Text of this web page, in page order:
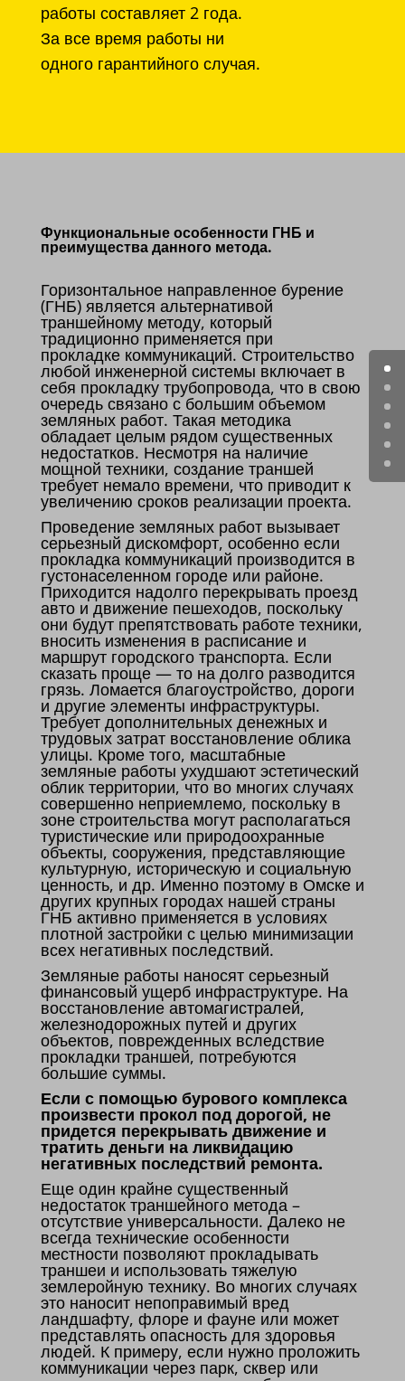
работы составляет 2 года.
За все время работы ни
одного гарантийного случая.
Функциональные особенности ГНБ и
преимущества данного метода.
Горизонтальное направленное бурение
(ГНБ) является альтернативой
траншейному методу, который
традиционно применяется при
прокладке коммуникаций. Строительство
любой инженерной системы включает в
себя прокладку трубопровода, что в свою
очередь связано с большим объемом
земляных работ. Такая методика
обладает целым рядом существенных
недостатков. Несмотря на наличие
мощной техники, создание траншей
требует немало времени, что приводит к
увеличению сроков реализации проекта.
Проведение земляных работ вызывает
серьезный дискомфорт, особенно если
прокладка коммуникаций производится в
густонаселенном городе или районе.
Приходится надолго перекрывать проезд
авто и движение пешеходов, поскольку
они будут препятствовать работе техники,
вносить изменения в расписание и
маршрут городского транспорта. Если
сказать проще — то на долго разводится
грязь. Ломается благоустройство, дороги
и другие элементы инфраструктуры.
Требует дополнительных денежных и
трудовых затрат восстановление облика
улицы. Кроме того, масштабные
земляные работы ухудшают эстетический
облик территории, что во многих случаях
совершенно неприемлемо, поскольку в
зоне строительства могут располагаться
туристические или природоохранные
объекты, сооружения, представляющие
культурную, историческую и социальную
ценность, и др. Именно поэтому в Омске и
других крупных городах нашей страны
ГНБ активно применяется в условиях
плотной застройки с целью минимизации
всех негативных последствий.
Земляные работы наносят серьезный
финансовый ущерб инфраструктуре. На
восстановление автомагистралей,
железнодорожных путей и других
объектов, поврежденных вследствие
прокладки траншей, потребуются
большие суммы.
Если с помощью бурового комплекса
произвести прокол под дорогой, не
придется перекрывать движение и
тратить деньги на ликвидацию
негативных последствий ремонта.
Еще один крайне существенный
недостаток траншейного метода –
отсутствие универсальности. Далеко не
всегда технические особенности
местности позволяют прокладывать
траншеи и использовать тяжелую
землеройную технику. Во многих случаях
это наносит непоправимый вред
ландшафту, флоре и фауне или может
представлять опасность для здоровья
людей. К примеру, если нужно проложить
коммуникации через парк, сквер или